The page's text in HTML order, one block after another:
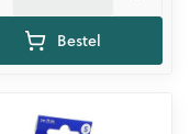
Bestel